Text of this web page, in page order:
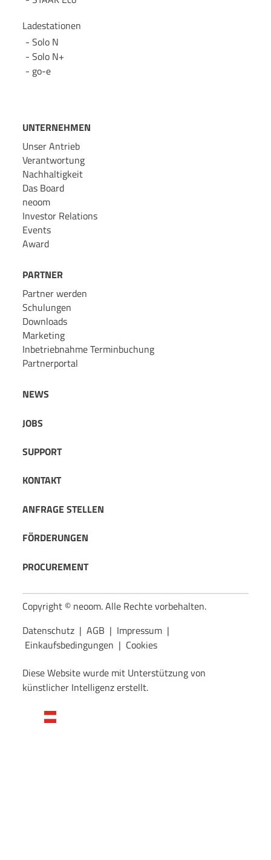
Ladestationen
Solo N
Solo N+
go-e
UNTERNEHMEN
Unser Antrieb
Verantwortung
Nachhaltigkeit
Das Board
neoom
Investor Relations
Events
Award
PARTNER
Partner werden
Schulungen
Downloads
Marketing
Inbetriebnahme Terminbuchung
Partnerportal
NEWS
JOBS
SUPPORT
KONTAKT
ANFRAGE STELLEN
FÖRDERUNGEN
PROCUREMENT
Copyright © neoom. Alle Rechte vorbehalten.
Datenschutz| AGB | Impressum|
Einkaufsbedingungen | Cookies
Diese Website wurde mit Unterstützung von
künstlicher Intelligenz erstellt.